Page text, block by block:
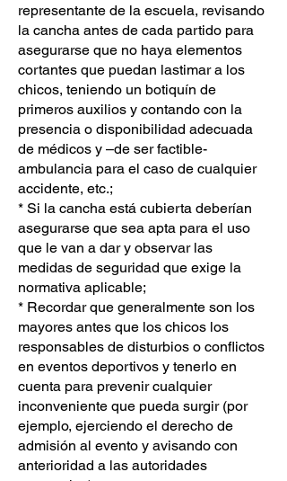
representante de la escuela, revisando
la cancha antes de cada partido para
asegurarse que no haya elementos
cortantes que puedan lastimar a los
chicos, teniendo un botiquín de
primeros auxilios y contando con la
presencia o disponibilidad adecuada
de médicos y –de ser factible-
ambulancia para el caso de cualquier
accidente, etc.;
* Si la cancha está cubierta deberían
asegurarse que sea apta para el uso
que le van a dar y observar las
medidas de seguridad que exige la
normativa aplicable;
* Recordar que generalmente son los
mayores antes que los chicos los
responsables de disturbios o conflictos
en eventos deportivos y tenerlo en
cuenta para prevenir cualquier
inconveniente que pueda surgir (por
ejemplo, ejerciendo el derecho de
admisión al evento y avisando con
anterioridad a las autoridades